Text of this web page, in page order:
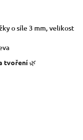
o síle 3 mm, velikost
tvoření🌿